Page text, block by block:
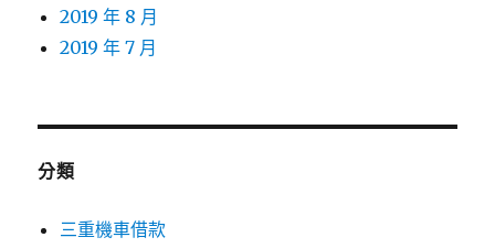
2019 年 8 月
2019 年 7 月
分類
三重機車借款